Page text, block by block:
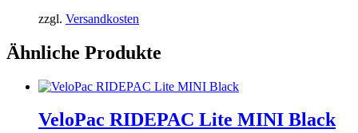
zzgl. Versandkosten
Ähnliche Produkte
VeloPac RIDEPAC Lite MINI Black